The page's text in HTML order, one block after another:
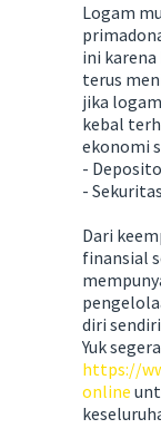
Logam
ini
terus
jika
kebal
ekonomi
-
- Sekuritas
Dari
finansial
diri
Yuk
https://
online